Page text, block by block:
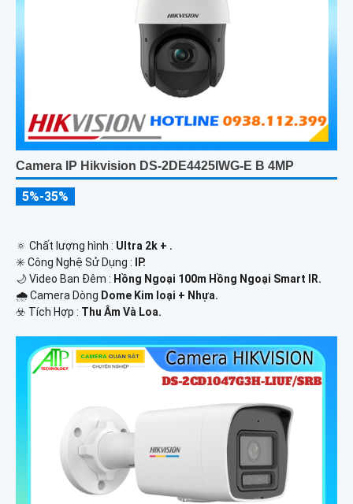
Camera IP Hikvision DS-2DE4425IWG-E B 4MP
5%-35%
🔅 Chất lượng hình : Ultra 2k + .
✳️ Công Nghệ Sử Dụng :
IP.
🌙 Video Ban Đêm : Hồng Ngoại 100m Hồng Ngoại Smart IR.
🌧️ Camera Dòng Dome Kim loại + Nhựa.
️☣️ Tích Hợp : Thu Âm Và Loa.